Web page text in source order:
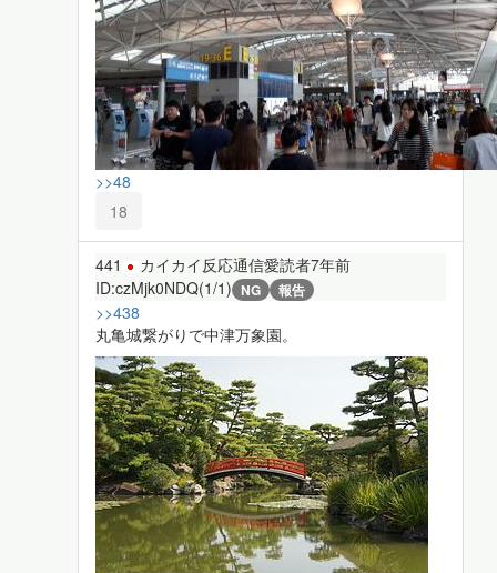
>>48
18
441 カイカイ反応通信愛読者7年前
ID:czMjk0NDQ(1/1) NG 報告
>>438
丸亀城繋がりで中津万象園。